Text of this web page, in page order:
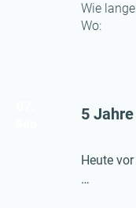
Wie
Wo:
5
Heute